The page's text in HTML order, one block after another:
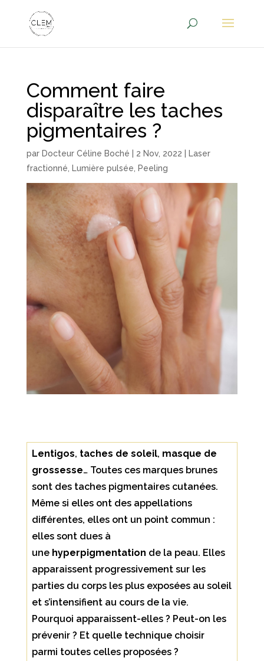
Comment faire
disparaître les taches
pigmentaires ?
par Docteur Céline Boché 2 Nov, 2022
Laser
fractionné
Lumière pulsée Peeling
Lentigos, taches de soleil, masque de
grossesse… Toutes ces marques brunes
sont des taches pigmentaires cutanées.
Même si elles ont des appellations
différentes, elles ont un point commun :
elles sont dues à
une hyperpigmentation de la peau. Elles
apparaissent progressivement sur les
parties du corps les plus exposées au soleil
et s’intensifient au cours de la vie.
Pourquoi apparaissent-elles ? Peut-on les
prévenir ? Et quelle technique choisir
parmi toutes celles proposées ?